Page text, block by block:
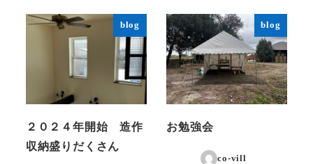
blog
２０２４年開始 造作
収納盛りだくさん
blog
お勉強会
co-vill